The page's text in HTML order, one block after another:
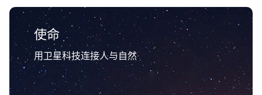
使命
用卫星科技连接人与自然